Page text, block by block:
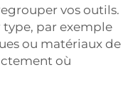
vos outils.
type, par exemple
ou matériaux de
où